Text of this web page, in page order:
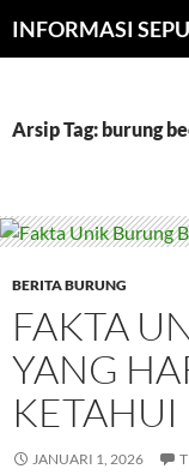
Arsip Tag: burung
BERITA BURUNG
FAKTA
YANG
KETAHUI
JANUARI 1, 2026